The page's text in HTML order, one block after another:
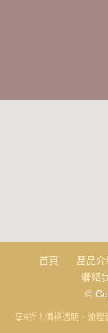
首頁 產品介
聯絡
©
享9折！價格透明、流程